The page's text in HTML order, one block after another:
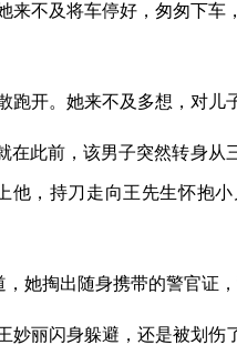
来不及将车停好，匆匆下
开。她来不及多想，对儿
在此前，该男子突然转身
，持刀走向王先生怀抱
她掏出随身携带的警官证
妙丽闪身躲避，还是被划